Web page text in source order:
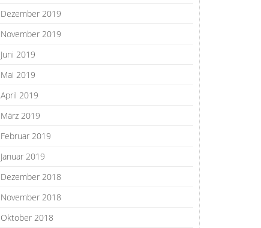
Dezember 2019
November 2019
Juni 2019
Mai 2019
April 2019
März 2019
Februar 2019
Januar 2019
Dezember 2018
November 2018
Oktober 2018